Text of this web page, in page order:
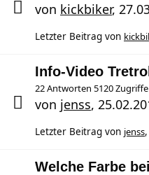
von kickbiker,
Letzter Beitrag von
Info-Video
22 Antworten 5120 Zugriffe
von jenss,
Letzter Beitrag von jenss,
Welche Farbe